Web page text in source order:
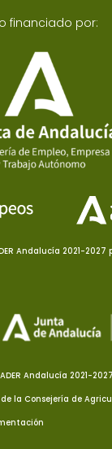
financiado por:
Andalucía 2021-2027
Andalucía 2021-
Consejería de